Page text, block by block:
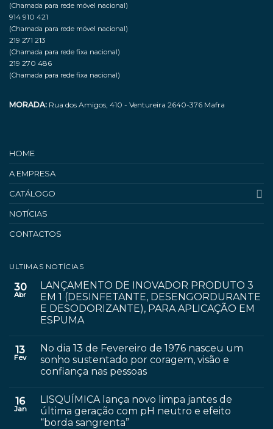
(Chamada para rede móvel nacional)
914 910 421
(Chamada para rede móvel nacional)
219 271 213
(Chamada para rede fixa nacional)
219 270 486
(Chamada para rede fixa nacional)
MORADA: Rua dos Amigos, 410 - Ventureira 2640-376 Mafra
HOME
A EMPRESA
CATÁLOGO
NOTÍCIAS
CONTACTOS
ULTIMAS NOTÍCIAS
30
Abr
LANÇAMENTO DE INOVADOR PRODUTO 3
EM 1 (DESINFETANTE, DESENGORDURANTE
E DESODORIZANTE), PARA APLICAÇÃO EM
ESPUMA
13
Fev
No dia 13 de Fevereiro de 1976 nasceu um
sonho sustentado por coragem, visão e
confiança nas pessoas
16
Jan
LISQUÍMICA lança novo limpa jantes de
última geração com pH neutro e efeito
“borda sangrenta”